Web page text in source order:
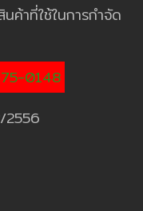
ค้าที่ใช้ในการกำจัด
0148
2556